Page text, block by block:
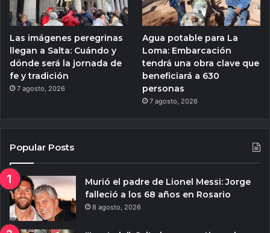
Las imágenes peregrinas
llegan a Salta: Cuándo y
dónde será la jornada de
fe y tradición
7 agosto, 2026
Agua potable para La
Loma: Embarcación
tendrá una obra clave que
beneficiará a 630
personas
7 agosto, 2026
Popular Posts
Murió el padre de Lionel Messi: Jorge
falleció a los 68 años en Rosario
8 agosto, 2026